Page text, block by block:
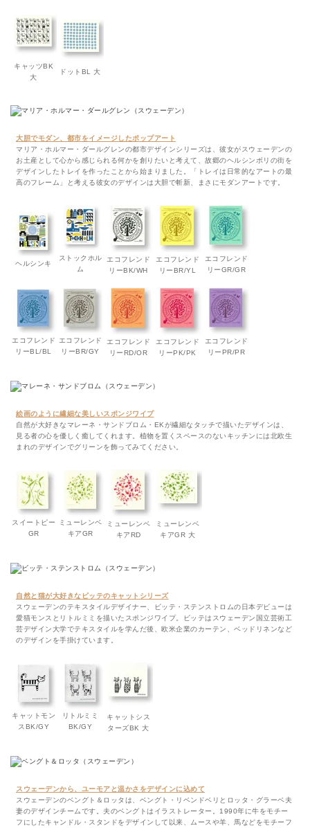
キャッツBK
大
ドットBL 大
大胆でモダン、都市をイメージしたポップアート
マリア・ホルマー・ダールグレンの都市デザインシリーズは、彼女がスウェーデンの
お土産として心から感じられる何かを創りたいと考えて、故郷のヘルシンボリの街を
デザインしたトレイを作ったことから始まりました。「トレイは日常的なアートの最
高のフレーム」と考える彼女のデザインは大胆で斬新、まさにモダンアートです。
ヘルシンキ
ストックホル
ム
エコフレンド
リーBK/WH
エコフレンド
リーBR/YL
エコフレンド
リーGR/GR
エコフレンド
リーBL/BL
エコフレンド
リーBR/GY
エコフレンド
リーRD/OR
エコフレンド
リーPK/PK
エコフレンド
リーPR/PR
絵画のように繊細な美しいスポンジワイプ
自然が大好きなマレーネ・サンドブロム・EKが繊細なタッチで描いたデザインは、
見る者の心を優しく癒してくれます。植物を置くスペースのないキッチンには北欧生
まれのデザインでグリーンを飾ってみてください。
スイートピー
GR
ミューレンベ
キアGR
ミューレンベ
キアRD
ミューレンベ
キアGR 大
自然と猫が大好きなビッテのキャットシリーズ
スウェーデンのテキスタイルデザイナー、ビッテ・ステンストロムの日本デビューは
愛猫モンスとリトルミミを描いたスポンジワイプ。ビッテはスウェーデン国立芸術工
芸デザイン大学でテキスタイルを学んだ後、欧米企業のカーテン、ベッドリネンなど
のデザインを手掛けています。
キャットモン
スBK/GY
リトルミミ
BK/GY
キャットシス
ターズBK 大
スウェーデンから、ユーモアと温かさをデザインに込めて
スウェーデンのベングト＆ロッタは、ベングト・リベンドベリとロッタ・グラーベ夫
妻のデザインチームです。夫のベングトはイラストレーター。1990年に牛をモチー
フにしたキャンドル・スタンドをデザインして以来、ムースや羊、馬などをモチーフ